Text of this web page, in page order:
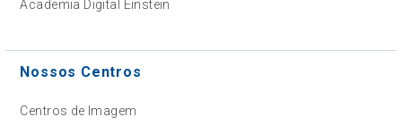
Academia Digital Einstein
Nossos Centros
Centros de Imagem